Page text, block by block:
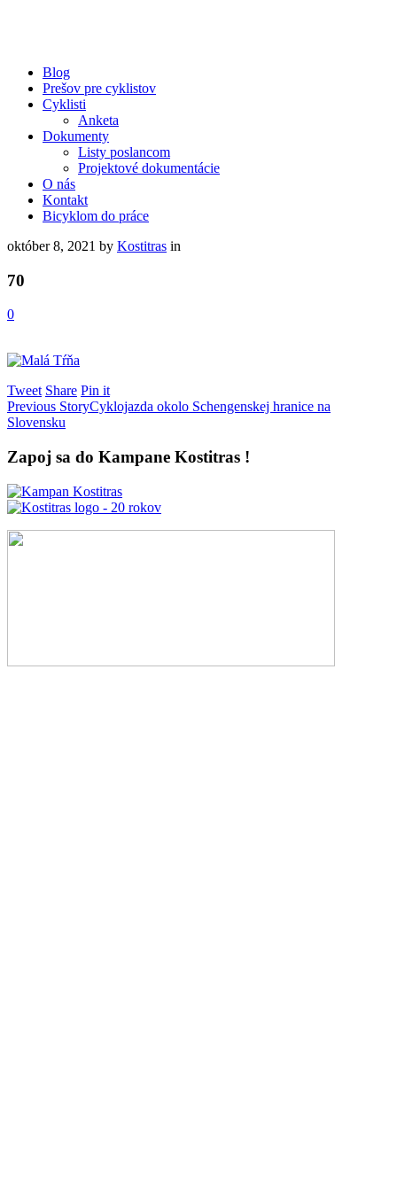
Blog
Prešov pre cyklistov
Cyklisti
Anketa
Dokumenty
Listy poslancom
Projektové dokumentácie
O nás
Kontakt
Bicyklom do práce
október 8, 2021 by Kostitras in
70
0
Tweet Share Pin it
Previous StoryCyklojazda okolo Schengenskej hranice na
Slovensku
Zapoj sa do Kampane Kostitras !